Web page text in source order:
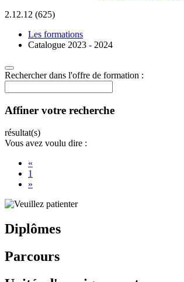
2.12.12 (625)
Les formations
Catalogue 2023 - 2024
Rechercher dans l'offre de formation :
Affiner votre recherche
résultat(s)
Vous avez voulu dire :
«
1
»
Diplômes
Parcours